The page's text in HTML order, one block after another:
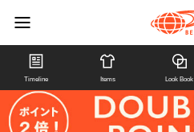
Timeline Items Look Book